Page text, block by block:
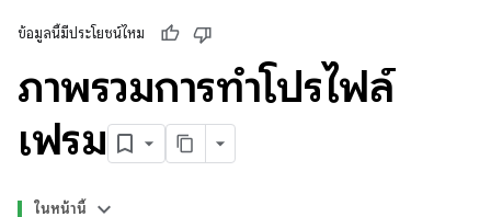
ข้อมูลนี้มีประโยชน์ไหม
ภาพรวมการทำโปรไฟล์
เฟรม
ในหน้านี้